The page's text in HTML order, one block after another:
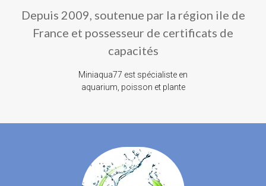
Depuis 2009, soutenue par la région ile de
France et possesseur de certificats de
capacités
Miniaqua77 est spécialiste en
aquarium, poisson et plante